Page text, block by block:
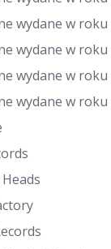
wydane w roku
wydane w roku
wydane w roku
wydane w roku